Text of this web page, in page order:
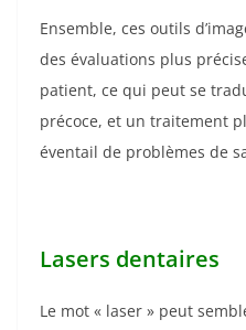
Ensemble, ces outils
des évaluations plus
patient, ce qui peut se
précoce, et un traitement
éventail de problèmes de
Lasers dentaires
Le mot « laser » peut